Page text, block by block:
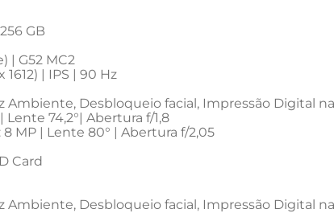
GB
| G52 MC2
| IPS | 90 Hz
Ambiente, Desbloqueio facial, Impressão Digital
Lente 74,2°| Abertura f/1,8
MP | Lente 80° | Abertura f/2,05
Card
Ambiente, Desbloqueio facial, Impressão Digital